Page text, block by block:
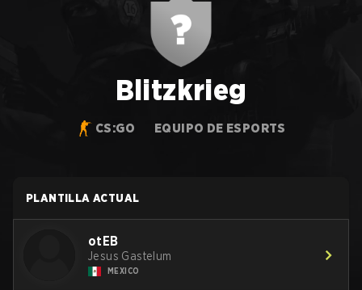
Blitzkrieg
CS:GO EQUIPO DE ESPORTS
PLANTILLA ACTUAL
otEB
Jesus Gastelum
MEXICO